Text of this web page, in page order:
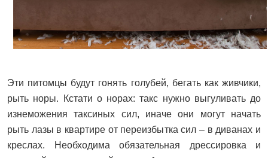
Эти питомцы будут гонять голубей, бегать как живчики,
рыть норы. Кстати о норах: такс нужно выгуливать до
изнеможения таксиных сил, иначе они могут начать
рыть лазы в квартире от переизбытка сил – в диванах и
креслах. Необходима обязательная дрессировка и